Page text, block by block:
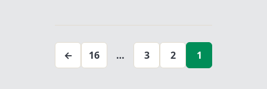
تعدد
صفحات
1
2
3
…
16
←